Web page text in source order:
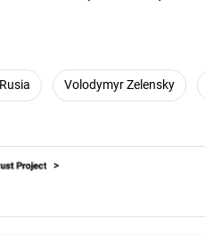
Rusia Volodymyr Zelensky